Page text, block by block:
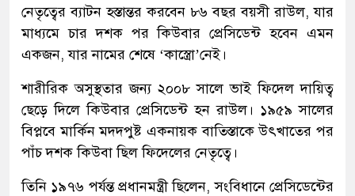
নেতৃত্বের ব্যাটন হস্তান্তর করবেন ৮৬ বছর বয়সী রাউল, যার
মাধ্যমে চার দশক পর কিউবার প্রেসিডেন্ট হবেন এমন
একজন, যার নামের শেষে ‘কাস্ত্রো’নেই।
শারীরিক অসুস্থতার জন্য ২০০৮ সালে ভাই ফিদেল দায়িত্ব
ছেড়ে দিলে কিউবার প্রেসিডেন্ট হন রাউল। ১৯৫৯ সালের
বিপ্লবে মার্কিন মদদপুষ্ট একনায়ক বাতিস্তাকে উৎখাতের পর
পাঁচ দশক কিউবা ছিল ফিদেলের নেতৃত্বে।
তিনি ১৯৭৬ পর্যন্ত প্রধানমন্ত্রী ছিলেন, সংবিধানে প্রেসিডেন্টের